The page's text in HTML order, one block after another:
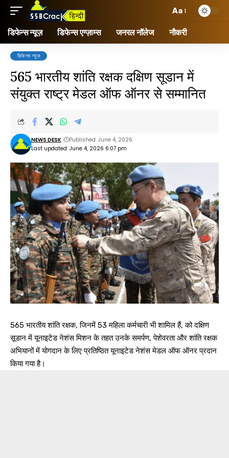
Aa
डिफेन्स न्यूज़ डिफेन्स एग्ज़ाम्स जनरल नॉलेज नौकरी
डिफेन्स न्यूज़
565 भारतीय शांति रक्षक दक्षिण सूडान में
संयुक्त राष्ट्र मेडल ऑफ ऑनर से सम्मानित
Last updated: June 4, 2026 6:07 pm
NEWS DESK Published: June 4, 2026
565 भारतीय शांति रक्षक, जिनमें 53 महिला कर्मचारी भी शामिल हैं, को दक्षिण
सूडान में यूनाइटेड नेशंस मिशन के तहत उनके समर्पण, पेशेवरता और शांति रक्षक
अभियानों में योगदान के लिए प्रतिष्ठित यूनाइटेड नेशंस मेडल ऑफ ऑनर प्रदान
किया गया है।